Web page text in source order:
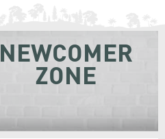
NEWCOMER
ZONE